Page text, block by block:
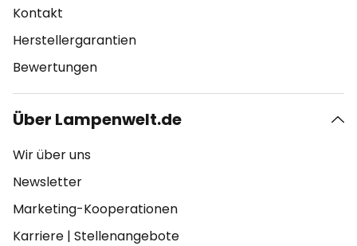
Kontakt
Herstellergarantien
Bewertungen
Über Lampenwelt.de
Wir über uns
Newsletter
Marketing-Kooperationen
Karriere | Stellenangebote